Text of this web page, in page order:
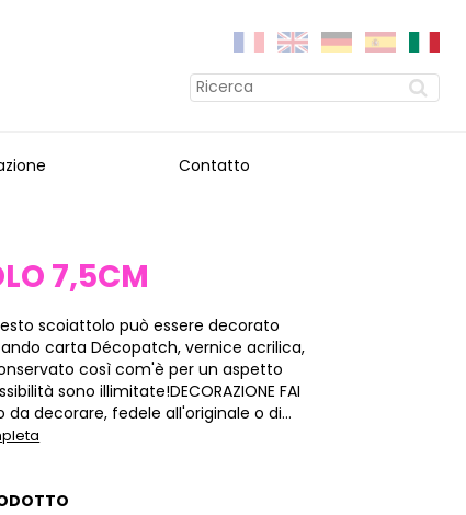
Contatto
7,5CM
scoiattolo può essere decorato
carta Décopatch, vernice acrilica,
così com'è per un aspetto
sono illimitate!DECORAZIONE FAI
da decorare, fedele all'originale o di...